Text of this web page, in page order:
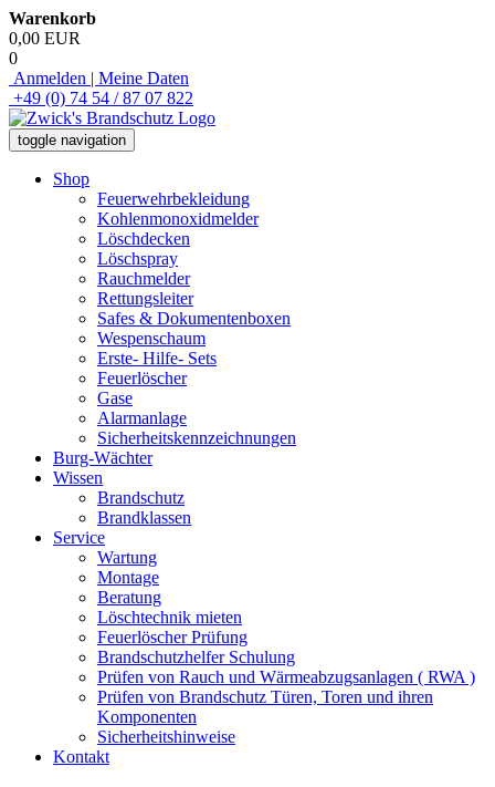
Warenkorb
0,00 EUR
0
Anmelden | Meine Daten
+49 (0) 74 54 / 87 07 822
toggle navigation
Shop
Feuerwehrbekleidung
Kohlenmonoxidmelder
Löschdecken
Löschspray
Rauchmelder
Rettungsleiter
Safes & Dokumentenboxen
Wespenschaum
Erste- Hilfe- Sets
Feuerlöscher
Gase
Alarmanlage
Sicherheitskennzeichnungen
Burg-Wächter
Wissen
Brandschutz
Brandklassen
Service
Wartung
Montage
Beratung
Löschtechnik mieten
Feuerlöscher Prüfung
Brandschutzhelfer Schulung
Prüfen von Rauch und Wärmeabzugsanlagen ( RWA )
Prüfen von Brandschutz Türen, Toren und ihren
Komponenten
Sicherheitshinweise
Kontakt